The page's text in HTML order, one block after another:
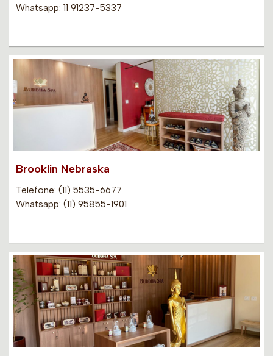
Whatsapp: 11 91237-5337
Brooklin Nebraska
Telefone: (11) 5535-6677
Whatsapp: (11) 95855-1901